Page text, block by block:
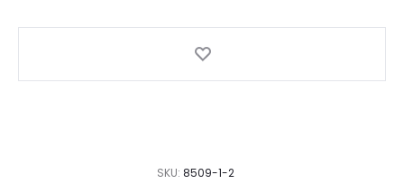
SKU: 8509-1-2